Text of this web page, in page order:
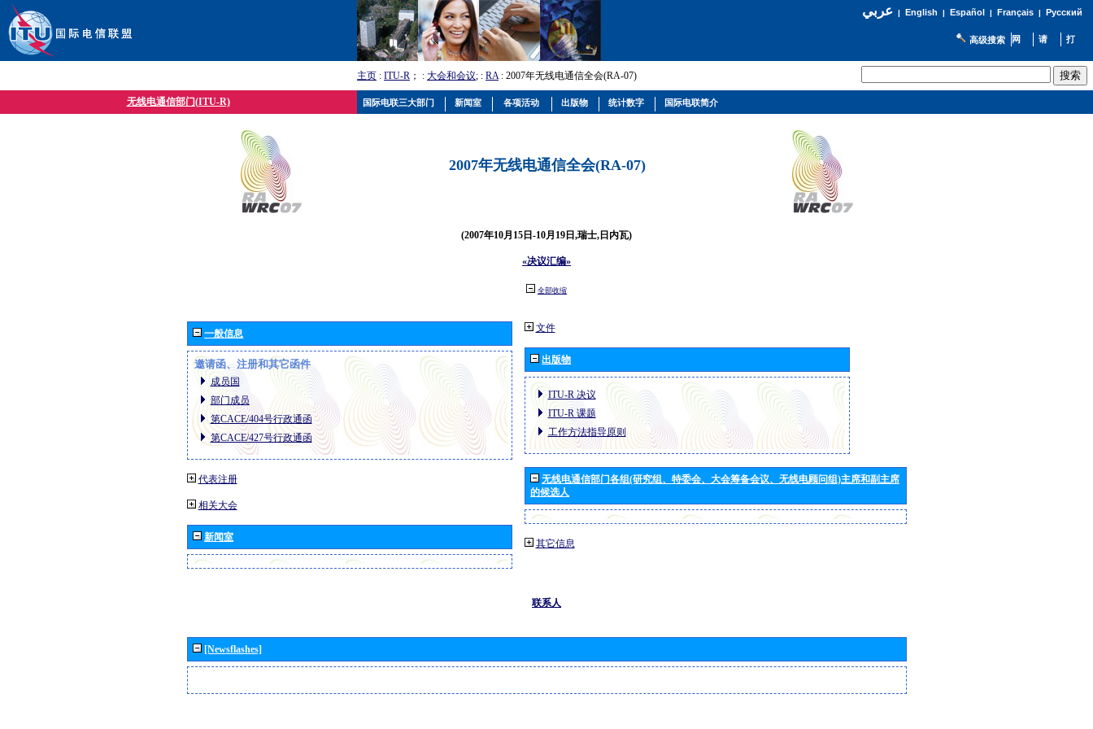
عربي| English | Español | Français| Русский
高级搜索
主页 : ITU-R ； : 大会和会议; : RA: 2007年无线电通信全会(RA-07)
无线电通信部门(ITU-R)
2007年无线电通信全会(RA-07)
(2007年10月15日-10月19日,瑞士,日内瓦)
«决议汇编»
全部收缩
一般信息
邀请函、注册和其它函件
成员国
部门成员
第CACE/404号行政通函
第CACE/427号行政通函
代表注册
相关大会
新闻室
文件
出版物
ITU-R 决议
ITU-R 课题
工作方法指导原则
无线电通信部门各组(研究组、特委会、大会筹备会议、无线电顾问组)主席和副主席
的候选人
其它信息
联系人
[Newsflashes]
国际电联三大部门 新闻室 各项活动 出版物 统计数字 国际电联简介